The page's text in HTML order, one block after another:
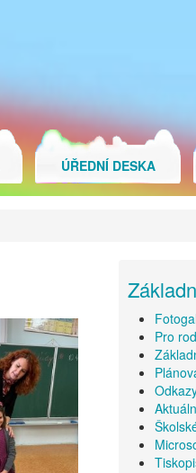
ÚŘEDNÍ DESKA
Pro